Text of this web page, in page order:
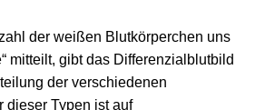
der weißen Blutkörperchen uns
mitteilt, gibt das Differenzialblutbild
der verschiedenen
dieser Typen ist auf